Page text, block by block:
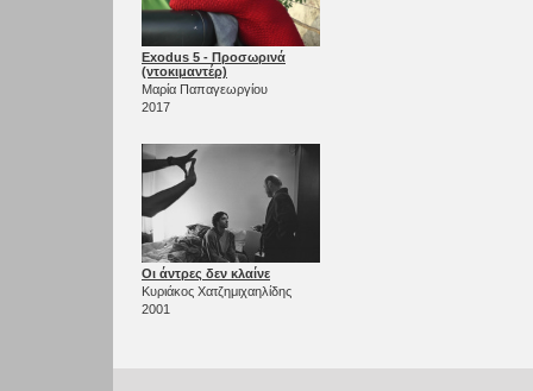
Exodus 5 - Προσωρινά
(ντοκιμαντέρ)
Μαρία Παπαγεωργίου
2017
Οι άντρες δεν κλαίνε
Κυριάκος Χατζημιχαηλίδης
2001